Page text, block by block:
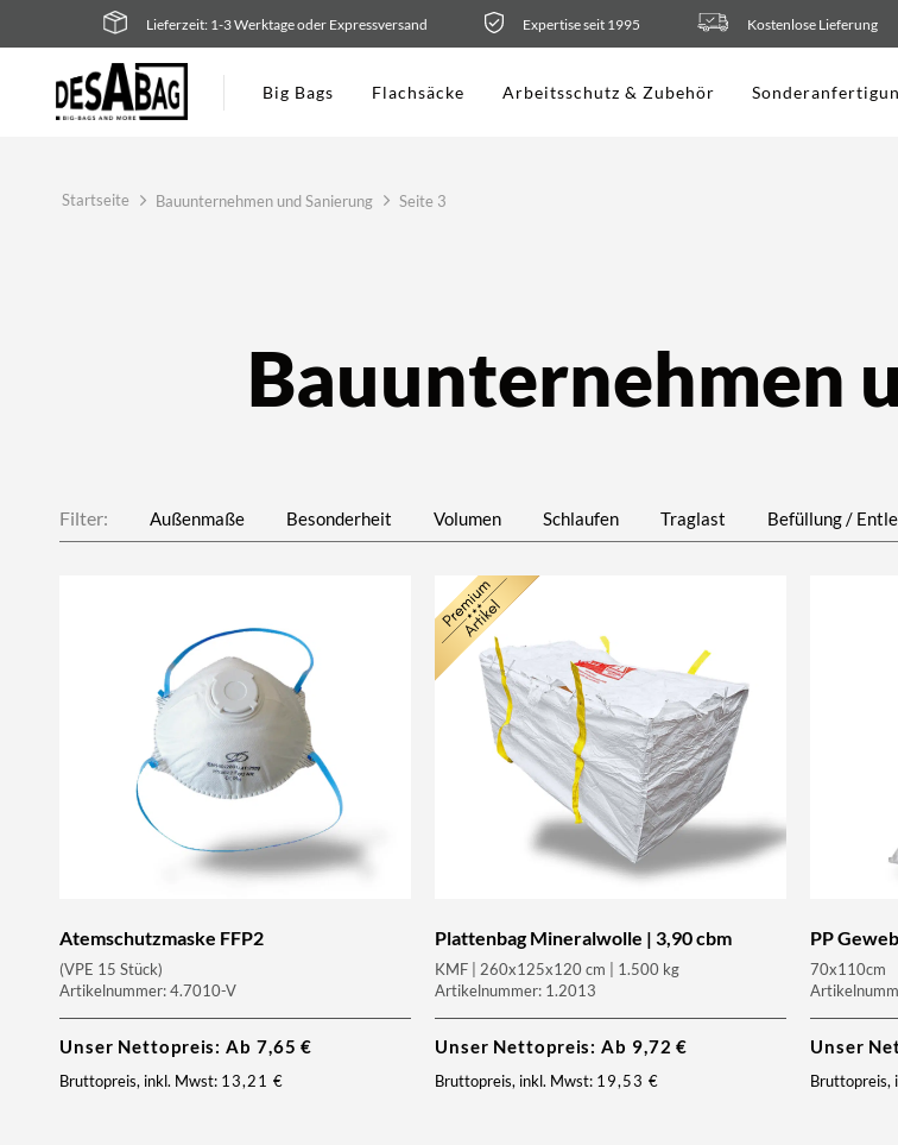
Lieferzeit: 1-3 Werktage oder Expressversand Expertise seit 1995 Kostenlose Lieferung
Big Bags Flachsäcke Arbeitsschutz & Zubehör
Startseite Bauunternehmen und Sanierung Seite 3
Bauunternehmen
Filter: Außenmaße Besonderheit Volumen Schlaufen Traglast Befüllung /
Atemschutzmaske FFP2
(VPE 15 Stück)
Artikelnummer: 4.7010-V
Unser Nettopreis: Ab 7,65€
Bruttopreis, inkl. Mwst: 13,21 €
Plattenbag Mineralwolle | 3,90 cbm
KMF | 260x125x120 cm | 1.500 kg
Artikelnummer: 1.2013
Unser Nettopreis: Ab 9,72€
Bruttopreis, inkl. Mwst: 19,53 €
PP
70x110cm
Unser
Bruttopreis,